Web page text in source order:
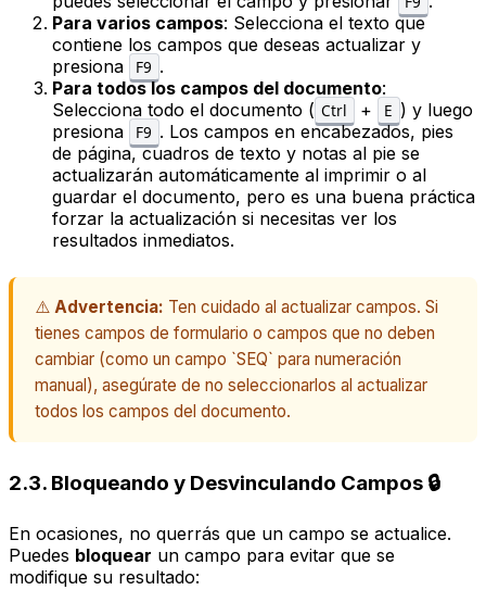
Para varios campos: Selecciona el texto que
contiene los campos que deseas actualizar y
presiona
F9 .
Para todos los campos del documento:
Selecciona todo el documento ( Ctrl + E ) y luego
presiona
F9 . Los campos en encabezados, pies
de página, cuadros de texto y notas al pie se
actualizarán automáticamente al imprimir o al
guardar el documento, pero es una buena práctica
forzar la actualización si necesitas ver los
resultados inmediatos.
⚠️ Advertencia: Ten cuidado al actualizar campos. Si
tienes campos de formulario o campos que no deben
cambiar (como un campo `SEQ` para numeración
manual), asegúrate de no seleccionarlos al actualizar
todos los campos del documento.
2.3. Bloqueando y Desvinculando Campos 🔒
En ocasiones, no querrás que un campo se actualice.
Puedes bloquear un campo para evitar que se
modifique su resultado: